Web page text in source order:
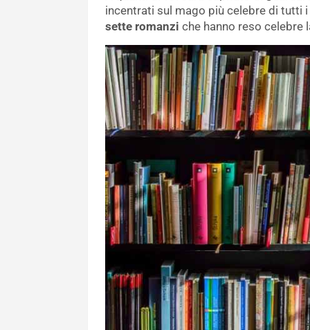
incentrati sul mago più celebre di tutti
sette romanzi che hanno reso celebre